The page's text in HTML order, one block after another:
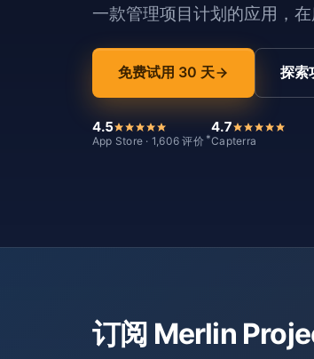
一款管理项目计划的应用，
免费试用 30 天 探索
4.5
App Store · 1,606 评价 *
4.7
Capterra
订阅 Merlin